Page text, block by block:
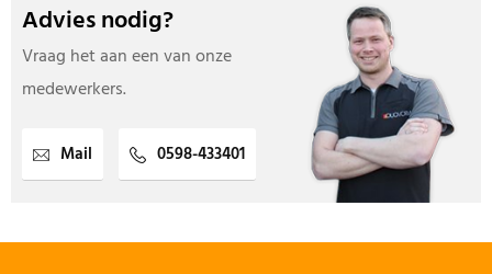
Advies nodig?
Vraag het aan een van onze
medewerkers.
Mail 0598-433401